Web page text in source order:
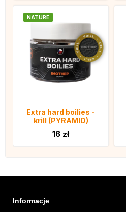
NATURE
Extra hard boilies -
krill (PYRAMID)
16 zł
Informacje